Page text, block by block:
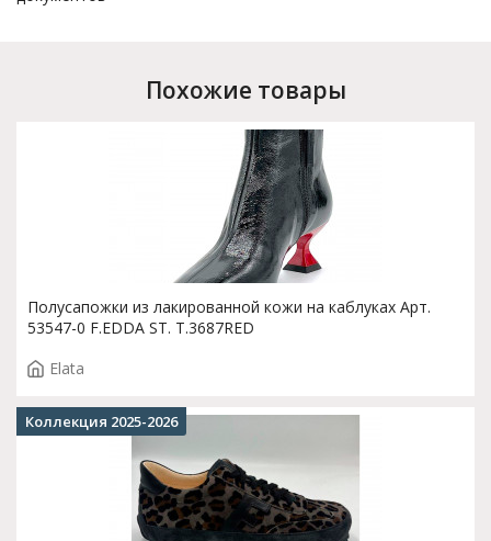
Похожие товары
Полусапожки из лакированной кожи на каблуках Арт.
53547-0 F.EDDA ST. T.3687RED
Elata
Коллекция 2025-2026